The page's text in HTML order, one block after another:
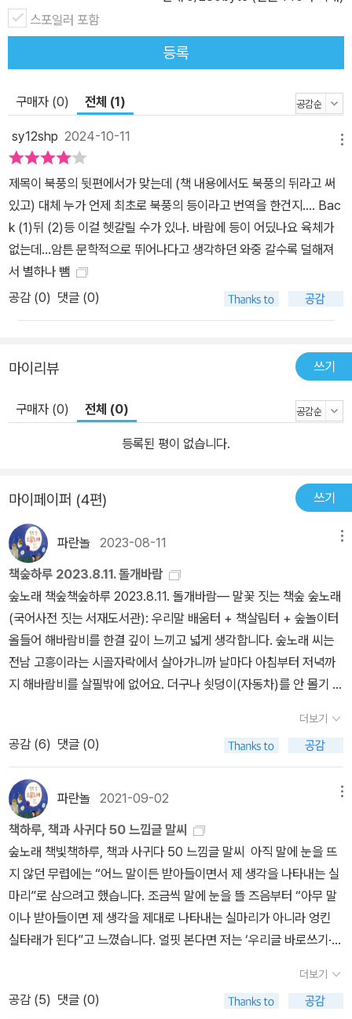
마차를 몰고, 두 아이를 낳은 엄마를 위해 집안일을 하고, 동생들은 사
랑으로 돌본다. 특히 모든 존재가 행복하게 살아가는 북풍의 뒤편에
다녀온 뒤로, 다이아몬드는 가장 선량하고 아름다운 삶의 모습을 보
여 준다. 거리의 청소부 소녀 내니를 한 식구로 맞이하고, 절름발이 떠
돌이 소년 짐도 받아들인다. 북풍은 다이아몬드를 데리고 다니며 삶
의 험한 면과 인간의 위선적인 면을 보여 주지만, 다이아몬드는 결국
사랑과 배려, 믿음으로 모든 것을 감싸 안는다. 맥도널드는 다이아몬
드가 북풍과의 여행에서 깨달은 가치와 다이아몬드의 선량함을 보며
아이들이 보다 성숙해지길 바랐다. 결국 그 선량함에 동화되고 만 주
위 사람들처럼, 이 작품을 읽는 오늘날의 아이들도 다이아몬드를 통
해 자신의 모습을 다시 한 번 되돌아볼 수 있을 것이다. 판타지 소설의
디딤돌이 된 작품 조지 맥도널드는 엄격한 사실주의 소설이 유행하던
빅토리아 시대에서 가장 상상력이 뛰어난 작가라는 평을 받으며, 판
타지가 하나의 문학 장르로 발전할 수 있는 디딤돌을 세웠다. 북풍이
런 생각을 할 수 있었는지 오늘날의 독자들마저 놀라게 한다. 특히 이
야기에 가득한 환상성은 찰스 디킨스의 작품처럼 사회 풍자적 사실주
의 소설이 유행하던 빅토리아 시대의 작가와 독자들에게 신선한 충격
을 주었다. 하지만 맥도널드는 그저 상상력만을 발휘해 현실 불가능
한 이야기를 지어낸 것은 아니다. 그의 판타지를 관통하고 있는 것은
얻은 ‘사랑’이라는 감정과 깊은 신앙심이 불러일으킨 ‘선’이라는 가치
는 맥도널드의 판타지에서 세계와 사물을 변화시키는 강력한 힘으로
작용한다. 그래서 맥도널드는 독창적인 상상력을 인정받는 동시에,
다른 판타지 작가들과 다른 새로운 내용의 판타지를 만들어 냈다고
평가받는다. 《북풍의 등에서》가 후세에 미친 영향 조지 맥도널드는
그 시대 작가들뿐만 아니라 에디스 네스빗, C.S.루이스, J.R.R. 톨킨,
모리스 샌닥 같은 후세의 작가들에게도 커다란 영향을 주었다. 평생
동안 깊은 우정을 나누었던 루이스와 톨킨이 친해진 것도 바로 맥도
널드 작품에 대한 이야기를 나누면서였다. 톨킨은 어린 시절 맥도널
드의 작품을 읽으며《호비트》와《반지의 제왕》의 무대를 구상했다. 그
다. 이렇듯 맥도널드는 ‘다섯 살에서 일흔다섯 살까지의 독자를 위해
대의 작가들보다 언제나 한 발 앞서 나갔다. 피터 팬으로 상징되는 절
대로 자라지 않는 아이의 캐릭터도 사실은 맥도널드가《릴리스》라는
작품에서 먼저 창조해 냈다. 일생 동안 무언가를 찾아 헤맸다는 조지
맥도널드. 그가 원한 것은 언제든지 미지의 세계로 떠날 수 있게 해 주
는 상상력과 사랑이라는 소중한 가치가 아니었을까.《북풍의 등에서》
는 아이들을 매혹시키는 환상적인 이야기와 그 속에 숨어 있는 감동,
그리고 동시대 작품들을 넘어선 독창성으로 오늘날까지 전 세계 아이
들을 즐겁게 해 주고 있다.
스포일러 포함
등록
구매자 (0) 전체 (1)
sy12shp 2024-10-11
제목이 북풍의 뒷편에서가 맞는데 (책 내용에서도 북풍의 뒤라고 써
있고) 대체 누가 언제 최초로 북풍의 등이라고 번역을 한건지.... Bac
k (1)뒤 (2)등 이걸 헷갈릴 수가 있나. 바람에 등이 어딨나요 육체가
없는데...암튼 문학적으로 뛰어나다고 생각하던 와중 갈수록 덜해져
서 별하나 뺌
공감 (0) 댓글 (0)
마이리뷰 쓰기
구매자 (0) 전체 (0)
등록된 평이 없습니다.
마이페이퍼 (4편) 쓰기
파란놀 2023-08-11
책숲하루 2023.8.11. 돌개바람
숲노래 책숲책숲하루 2023.8.11. 돌개바람― 말꽃 짓는 책숲 숲노래
(국어사전 짓는 서재도서관): 우리말 배움터 + 책살림터 + 숲놀이터
올들어 해바람비를 한결 깊이 느끼고 넓게 생각합니다. 숲노래 씨는
전남 고흥이라는 시골자락에서 살아가니까 날마다 아침부터 저녁까
지 해바람비를 살필밖에 없어요. 더구나 쇳덩이(자동차)를 안 몰기 때
어버이하고 함께살던 인천에서는 잿집(아파트)이었으되, 닷겹(5층)
짜리였고, 연탄을 때는 곳이었어요. 아는 분은 알 텐데, 예전 잿집도
연탄으로 불을 땠습니다. 겨울이면 집도 얼어붙고, 어느 날은 -15℃
이기도 했습니다. 요새는 이런 곳을 잿집(아파트)이라고 여기지 않겠
지요. 그저 숱한 골목집 가운데 닷겹으로 쌓은 얼거리였을 뿐입니다.
언제라도 바로 오늘인 듯 떠올리는데, 1985년 여름에 돌개바람이 인
천을 가로질렀고, 아무도 없는 길에 홀로 바람을 바라보면서 “바람아,
나도 같이 날고 싶어!” 하고 외쳤어요. 어릴 적에 늘 두들겨맞고 들볶
이고 꾸지람을 먹으면서 하루라도 느긋이 보낸 적이 없었는데, 이런
눈물바람을 문득 빗방울에 씻으면서 “날고 싶다”는 마음을 띄웠더니
바람이 훅 안아서 하늘로 띄우더군요. 바람은 어린이 마음을 알고 느
끼고 읽습니다. 티없이 바라고 바라보는 어린이한테 언제나 마음동무
인 바람입니다. 《북풍의 등에서》라는 오랜 책이 있어요. 이웃님들이
더보기
공감 (6) 댓글 (0)
파란놀 2021-09-02
책하루, 책과 사귀다 50 느낌글 말씨
숲노래 책빛책하루, 책과 사귀다 50 느낌글 말씨 아직 말에 눈을 뜨
지 않던 무렵에는 “어느 말이든 받아들이면서 제 생각을 나타내는 실
마리”로 삼으려고 했습니다. 조금씩 말에 눈을 뜰 즈음부터 “아무 말
이나 받아들이면 제 생각을 제대로 나타내는 실마리가 아니라 엉킨
실타래가 된다”고 느꼈습니다. 얼핏 본다면 저는 ‘우리글 바로쓰기·우
푸르게 가다듬어 숲을 노래하려는 이야기가 될 씨앗”이라고 할 만합
니다. 어떤 말이든 귀담아듣되 아무 말이나 입에서 흘러나오지 않도
더보기
공감 (5) 댓글 (0)